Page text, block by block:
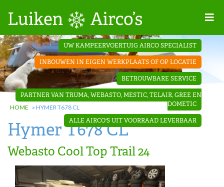
Projecten
Contact
Dakopbouw
airco’s
‘Onder de
bank’ airco’s
‘Teleco
UW KAMPEERVOERTUIG AIRCO SPECIALIST
INBOUWEN IN EIGEN WERKPLAATS OF OP LOCATIE
BETROUWBARE SERVICE
PARTNER VAN TRUMA, WEBASTO, MESTIC, TELAIR, GREE EN
DOMETIC
ALLE AIRCO'S UIT VOORRAAD LEVERBAAR
HOME » HYMER T678 CL
Hymer T678 CL
Webasto Cool Top Trail 24